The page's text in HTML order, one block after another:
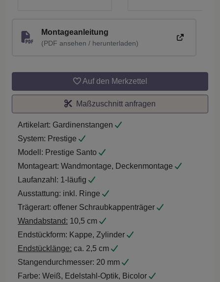
Montageanleitung
(PDF ansehen / herunterladen)
Auf den Merkzettel
Maßzuschnitt anfragen
Artikelart: Gardinenstangen
System: Prestige
Modell: Prestige Santo
Montageart: Wandmontage, Deckenmontage
Laufanzahl: 1-läufig
Ausstattung: inkl. Ringe
Trägerart: offener Schraubkappenträger
Wandabstand: 10,5 cm
Endstückform: Kappe, Zylinder
Endstücklänge: ca. 2,5 cm
Stangendurchmesser: 20 mm
Farbe: Weiß, Edelstahl-Optik, Bicolor